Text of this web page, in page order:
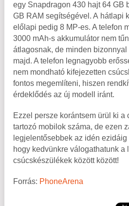
egy Snapdragon 430 hajt 64 GB
GB RAM segítségével. A hátlapi
előlapi pedig 8 MP-es. A telefon
3000 mAh-s akkumulátor nem
átlagosnak, de minden bizonnyal
majd. A telefon legnagyobb
nem mondható kifejezetten
fontos megemlíteni, hiszen
érdeklődés az új modell iránt.
Ezzel persze korántsem ürül ki a
tartozó mobilok száma, de ezen
legjelentősebbek az idén
hogy kedvünkre válogathatunk a
csúcskészülékek között között!
Forrás: PhoneArena